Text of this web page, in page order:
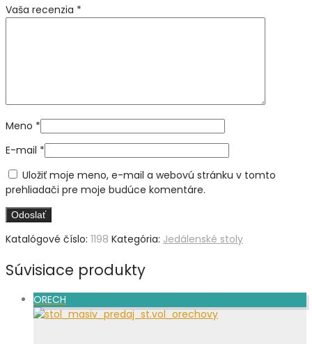
Vaša recenzia *
Meno *
E-mail *
Uložiť moje meno, e-mail a webovú stránku v tomto
prehliadači pre moje budúce komentáre.
Katalógové číslo: 1198 Kategória: Jedálenské stoly
Súvisiace produkty
ORECH